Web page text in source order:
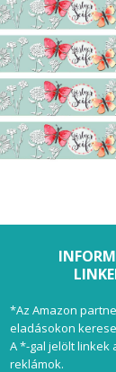
*Az Amazon
eladásokon
A *-gal jelölt linkek
reklámok.